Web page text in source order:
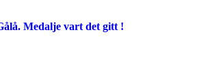
Medalje vart det gitt !